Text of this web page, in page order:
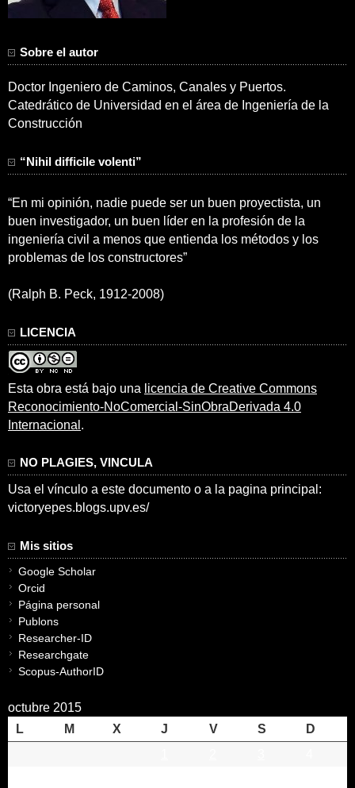
Sobre el autor
Doctor Ingeniero de Caminos, Canales y Puertos.
Catedrático de Universidad en el área de Ingeniería de la
Construcción
“Nihil difficile volenti”
“En mi opinión, nadie puede ser un buen proyectista, un
buen investigador, un buen líder en la profesión de la
ingeniería civil a menos que entienda los métodos y los
problemas de los constructores”
(Ralph B. Peck, 1912-2008)
LICENCIA
Esta obra está bajo una licencia de Creative Commons
Reconocimiento-NoComercial-SinObraDerivada 4.0
Internacional .
NO PLAGIES, VINCULA
Usa el vínculo a este documento o a la pagina principal:
victoryepes.blogs.upv.es/
Mis sitios
Google Scholar
Orcid
Página personal
Publons
Researcher-ID
Researchgate
Scopus-AuthorID
octubre 2015
L
M X J V S
D